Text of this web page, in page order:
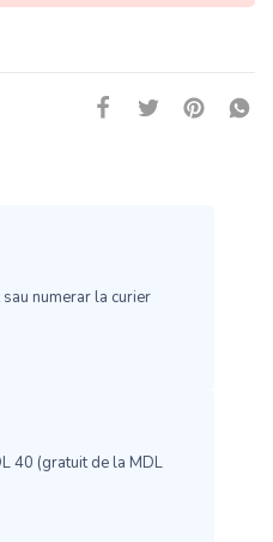
sau numerar la curier
40 (gratuit de la MDL